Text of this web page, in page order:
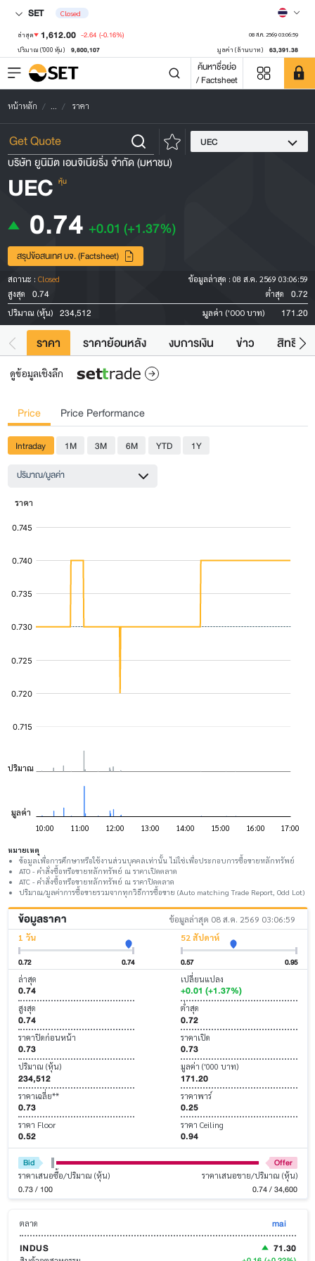
SET Closed
ล่าสุด 1,612.00 -2.64 (-0.16%) 08 ส.ค. 2569 03:06:59
ปริมาณ ('000 หุ้น) 9,800,107 มูลค่า (ล้านบาท) 63,391.38
ค้นหาชื่อย่อ
/ Factsheet
หน้าหลัก ... ราคา
UEC
บริษัท ยูนิมิต เอนจิเนียริ่ง จำกัด (มหาชน)
UEC หุ้น
0.74 +0.01 (+1.37%)
สรุปข้อสนเทศ บจ. (Factsheet)
สถานะ : Closed ข้อมูลล่าสุด : 08 ส.ค. 2569 03:06:59
สูงสุด
0.74 ต่ำสุด 0.72
ปริมาณ (หุ้น) 234,512 มูลค่า ('000 บาท) 171.20
ราคา ราคาย้อนหลัง งบการเงิน ข่าว สิทธิปร
ดูข้อมูลเชิงลึก
Price Price Performance
Intraday 1M 3M 6M YTD
1Y
ปริมาณ/มูลค่า
หมายเหตุ
ข้อมูลเพื่อการศึกษาหรือใช้งานส่วนบุคคลเท่านั้น ไม่ใช่เพื่อประกอบการซื้อขายหลักทรัพย์
ATO - คำสั่งซื้อหรือขายหลักทรัพย์ ณ ราคาเปิดตลาด
ATC - คำสั่งซื้อหรือขายหลักทรัพย์ ณ ราคาปิดตลาด
ปริมาณ/มูลค่าการซื้อขายรวมจากทุกวิธีการซื้อขาย (Auto matching Trade Report, Odd Lot)
ข้อมูลราคา
ข้อมูลล่าสุด 08 ส.ค. 2569 03:06:59
1 วัน
0.72 0.74
52 สัปดาห์
0.57 0.95
ล่าสุด
0.74
เปลี่ยนแปลง
+0.01 (+1.37%)
สูงสุด
0.74
ต่ำสุด
0.72
ราคาปิดก่อนหน้า
0.73
ราคาเปิด
0.73
ปริมาณ (หุ้น)
234,512
มูลค่า ('000 บาท)
171.20
ราคาเฉลี่ย**
0.73
ราคาพาร์
0.25
ราคา Floor
0.52
ราคา Ceiling
0.94
Bid Offer
ราคาเสนอซื้อ/ปริมาณ (หุ้น)
0.73 / 100
ราคาเสนอขาย/ปริมาณ (หุ้น)
0.74 / 34,600
ตลาด
mai
INDUS
71.30